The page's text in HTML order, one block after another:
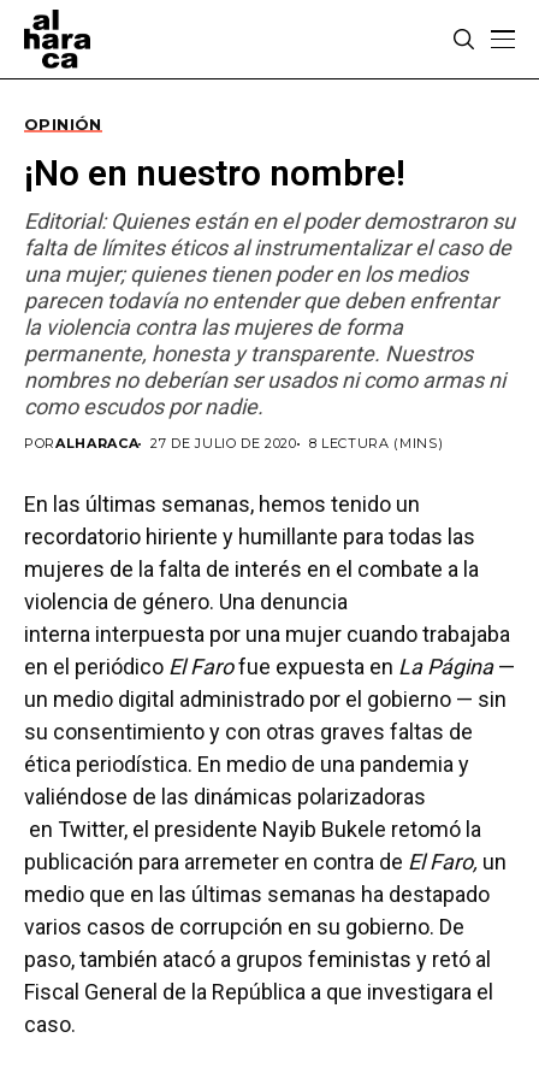
OPINIÓN
¡No en nuestro nombre!
Editorial: Quienes están en el poder demostraron su
falta de límites éticos al instrumentalizar el caso de
una mujer; quienes tienen poder en los medios
parecen todavía no entender que deben enfrentar
la violencia contra las mujeres de forma
permanente, honesta y transparente. Nuestros
nombres no deberían ser usados ni como armas ni
como escudos por nadie.
PORALHARACA 27 DE JULIO DE 2020 8 LECTURA (MINS)
En las últimas semanas, hemos tenido un
recordatorio hiriente y humillante para todas las
mujeres de la falta de interés en el combate a la
violencia de género. Una denuncia
interna interpuesta por una mujer cuando trabajaba
en el periódico El Farofue expuesta en La Página—
un medio digital administrado por el gobierno — sin
su consentimiento y con otras graves faltas de
ética periodística. En medio de una pandemia y
valiéndose de las dinámicas polarizadoras
en Twitter, el presidente Nayib Bukele retomó la
publicación para arremeter en contra de El Faro, un
medio que en las últimas semanas ha destapado
varios casos de corrupción en su gobierno. De
paso, también atacó a grupos feministas y retó al
Fiscal General de la República a que investigara el
caso.